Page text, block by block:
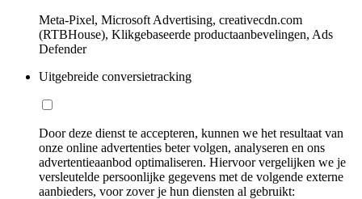
Meta-Pixel, Microsoft Advertising, creativecdn.com
(RTBHouse), Klikgebaseerde productaanbevelingen, Ads
Defender
Uitgebreide conversietracking
Door deze dienst te accepteren, kunnen we het resultaat van
onze online advertenties beter volgen, analyseren en ons
advertentieaanbod optimaliseren. Hiervoor vergelijken we je
versleutelde persoonlijke gegevens met de volgende externe
aanbieders, voor zover je hun diensten al gebruikt: